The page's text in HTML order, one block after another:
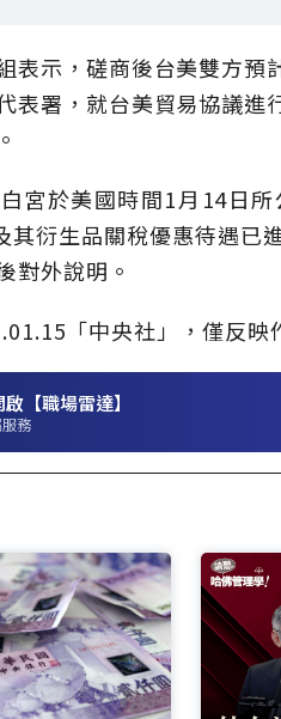
表示，磋商後台美雙方
表署，就台美貿易協議
宮於美國時間1月14日
其衍生品關稅優惠待遇已
對外說明。
「中央社」，僅反映
【職場雷達】
務